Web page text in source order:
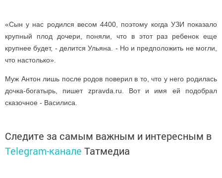
«Сын у нас родился весом 4400, поэтому когда УЗИ показало
крупный плод дочери, поняли, что в этот раз ребенок еще
крупнее будет, - делится Ульяна. - Но и предположить не могли,
что настолько».
Муж Антон лишь после родов поверил в то, что у него родилась
дочка-богатырь, пишет zpravda.ru. Вот и имя ей подобрал
сказочное - Василиса.
Следите за самым важным и интересным в
Telegram-канале Татмедиа